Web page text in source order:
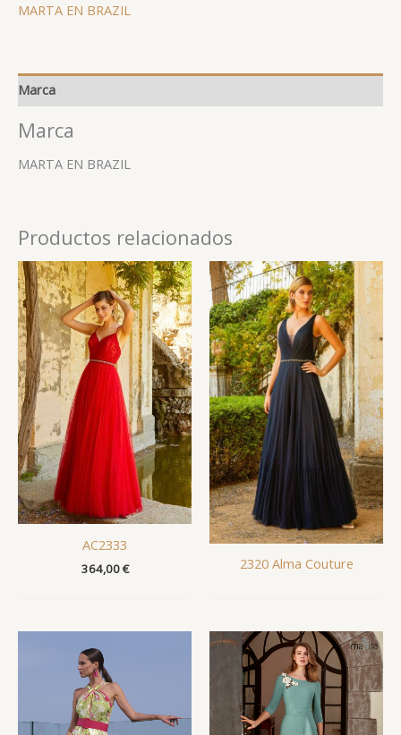
MARTA EN BRAZIL
Marca
Marca
MARTA EN BRAZIL
Productos relacionados
AC2333
364,00€ 2320 Alma Couture